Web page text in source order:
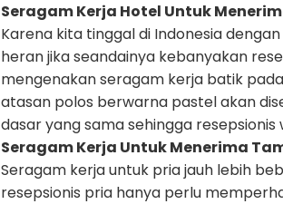
Seragam Kerja Hotel Untuk
Karena kita tinggal di Indonesia
heran jika seandainya kebanyakan
mengenakan seragam kerja batik
atasan polos berwarna pastel akan
dasar yang sama sehingga
Seragam Kerja Untuk Menerima
Seragam kerja untuk pria jauh lebih
resepsionis pria hanya perlu